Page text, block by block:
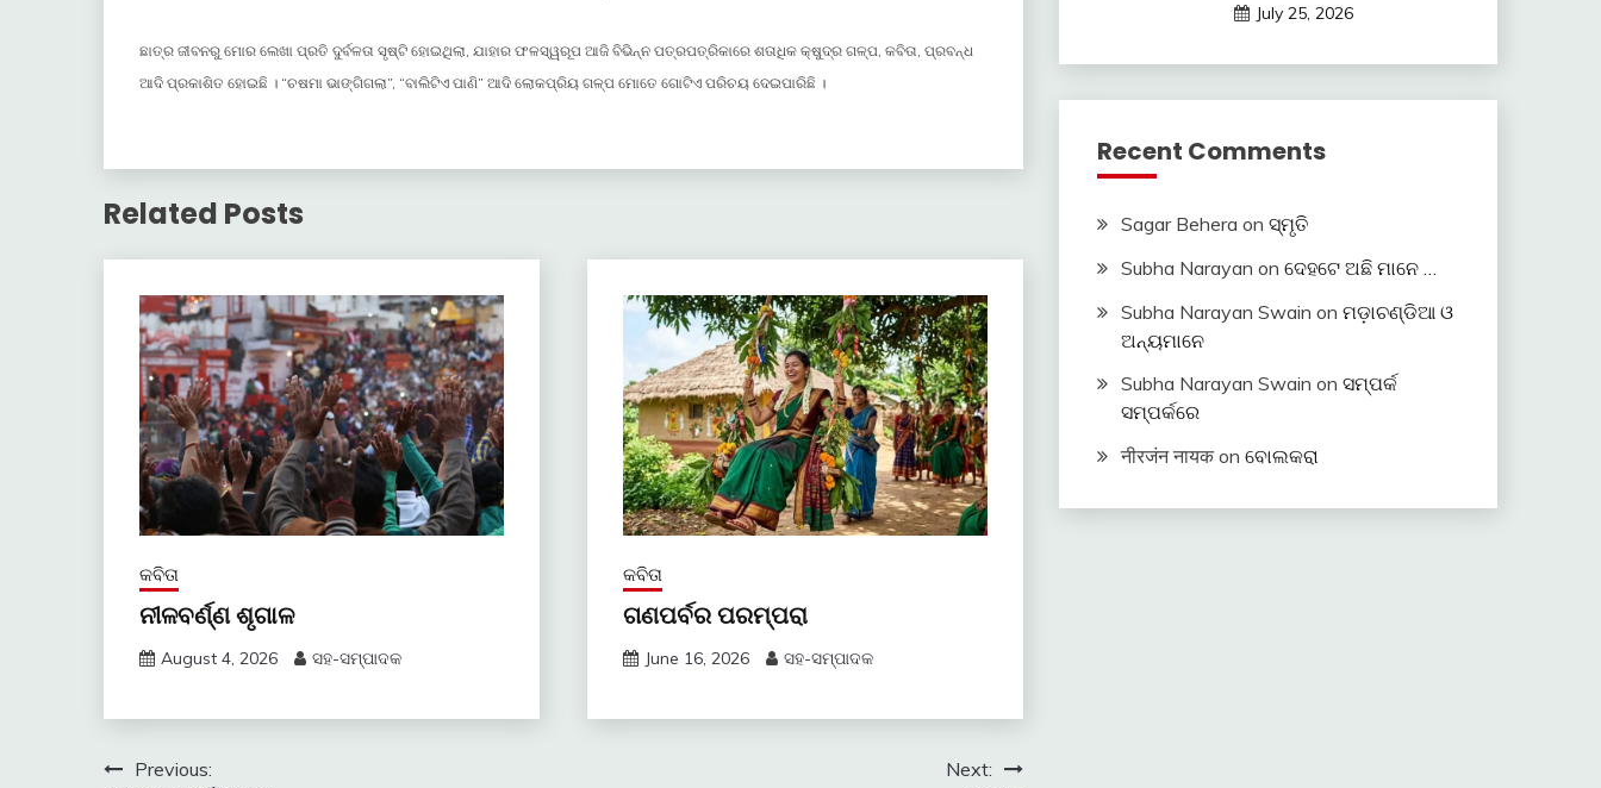
ଛାତ୍ର ଜୀବନରୁ ମୋର ଲେଖା ପ୍ରତି ଦୁର୍ବଳତା ସୃଷ୍ଟି ହୋଇଥିଲା, ଯାହାର ଫଳସ୍ୱରୂପ ଆଜି ବିଭିନ୍ନ ପତ୍ରପତ୍ରିକାରେ ଶତାଧିକ କ୍ଷୁଦ୍ର ଗଳ୍ପ, କବିତା, ପ୍ରବନ୍ଧ
ଆଦି ପ୍ରକାଶିତ ହୋଇଛି । “ଚଷମା ଭାଙ୍ଗିଗଲା”, “ବାଲିଟିଏ ପାଣି” ଆଦି ଲୋକପ୍ରିୟ ଗଳ୍ପ ମୋତେ ଗୋଟିଏ ପରିଚୟ ଦେଇପାରିଛି ।
Related Posts
କବିତା
ନୀଳବର୍ଣ୍ଣ ଶୃଗାଳ
August 4, 2026 ସହ-ସମ୍ପାଦକ
କବିତା
ଗଣପର୍ବର ପରମ୍ପରା
June 16, 2026 ସହ-ସମ୍ପାଦକ
PostPrevious:
Next:
July 25, 2026
Recent Comments
Sagar Behera on ସ୍ମୃତି
Subha Narayan on ଦେହଟେ ଅଛି ମାନେ …
Subha Narayan Swain on ମଡ଼ାଚଣ୍ଡିଆ ଓ
ଅନ୍ୟମାନେ
Subha Narayan Swain on ସମ୍ପର୍କ
ସମ୍ପର୍କରେ
नीरजंन नायकon ବୋଲକରା